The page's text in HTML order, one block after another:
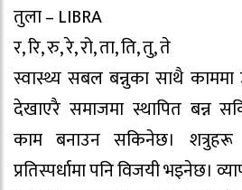
तुला – LIBRA
र, रि, रु, रे, रो, ता, ति, तु, ते
स्वास्थ्य सबल बन्नुका साथै काममा
देखाएरै समाजमा स्थापित बन्न
काम बनाउन सकिनेछ। शत्रुहरू
प्रतिस्पर्धामा पनि विजयी भइनेछ।